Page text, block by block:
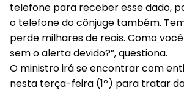
telefone para receber esse dado,
o telefone do cônjuge também.
perde milhares de reais. Como
sem o alerta devido?”, questiona.
O ministro irá se encontrar com
nesta terça-feira (1º) para tratar